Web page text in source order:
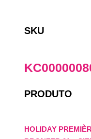
SKU
PRODUTO
HOLIDAY